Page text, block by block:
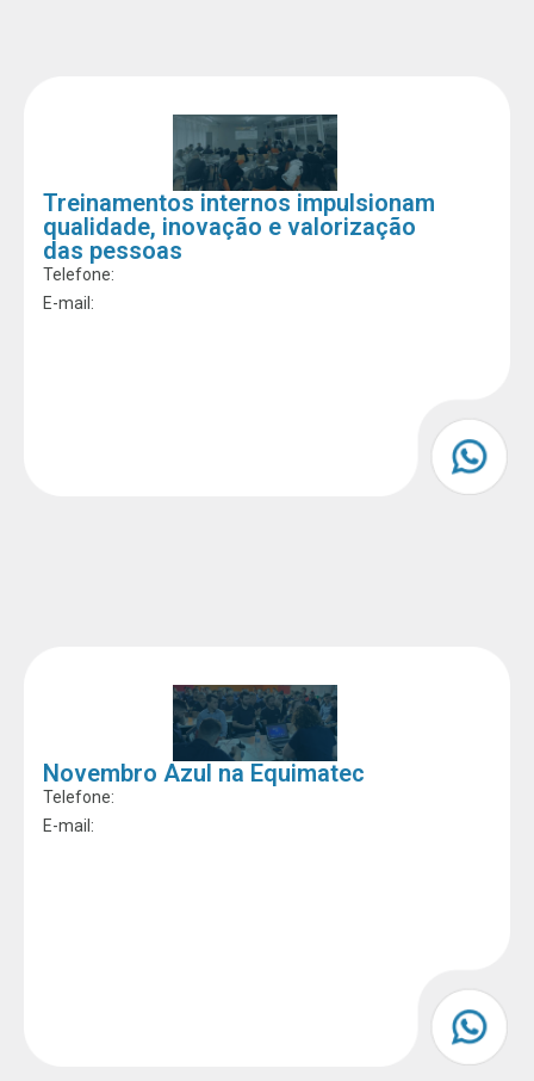
Treinamentos internos impulsionam
qualidade, inovação e valorização
das pessoas
Telefone:
E-mail:
Novembro Azul na Equimatec
Telefone:
E-mail: